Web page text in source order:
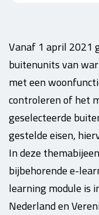
Vanaf 1 april 2021
buitenunits van
met een
controleren of het
geselecteerde
gestelde eisen,
In deze
bijbehorende e-
learning module is
Nederland en